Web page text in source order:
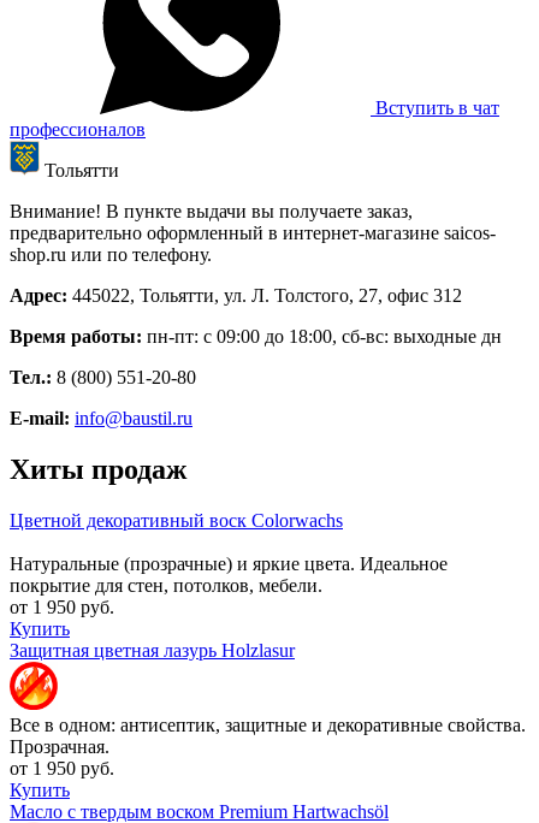
Вступить в чат
профессионалов
Тольятти
Внимание! В пункте выдачи вы получаете заказ,
предварительно оформленный в интернет-магазине saicos-
shop.ru или по телефону.
Адрес: 445022, Тольятти, ул. Л. Толстого, 27, офис 312
Время работы: пн-пт: с 09:00 до 18:00, сб-вс: выходные дн
Тел.: 8 (800) 551-20-80
E-mail: info@baustil.ru
Хиты продаж
Цветной декоративный воск Colorwachs
Натуральные (прозрачные) и яркие цвета. Идеальное
покрытие для стен, потолков, мебели.
от 1 950 руб.
Купить
Защитная цветная лазурь Holzlasur
Все в одном: антисептик, защитные и декоративные свойства.
Прозрачная.
от 1 950 руб.
Купить
Масло с твердым воском Premium Hartwachsöl